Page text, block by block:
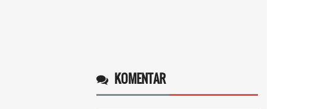
KOMENTAR
Operlius gulo